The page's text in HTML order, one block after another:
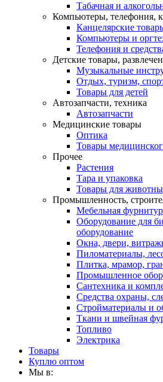
Табачная и
Компьютеры, телефония,
Канцелярские
Компьютеры и
Телефония и
Детские товары,
Музыкальные
Отдых, туризм,
Товары для детей
Автозапчасти, техника
Автозапчасти
Медицинские товары
Оптика
Товары
Прочее
Растения
Тара и упаковка
Товары для
Промышленность,
Мебельная
Оборудование для
оборудование
Окна, двери,
Пиломатериалы,
Плитка, мрамор,
Промышленное
Сантехника и
Средства охраны,
Стройматериалы и
Ткани и швейная
Топливо
Электрика
Товары
Куплю оптом
Мы в: